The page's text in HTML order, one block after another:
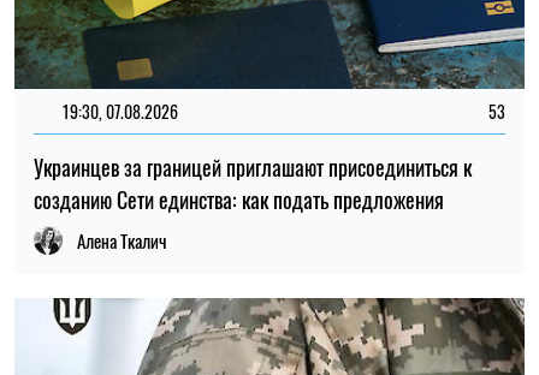
19:30, 07.08.2026 53
Украинцев за границей приглашают присоединиться к
созданию Сети единства: как подать предложения
Алена Ткалич